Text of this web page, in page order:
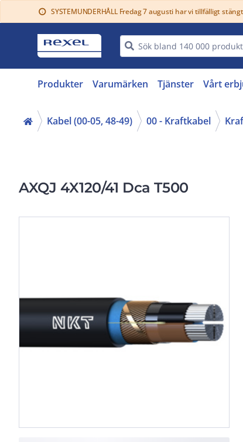
info SYSTEMUNDERHÅLL Fredag 7 augusti har vi tillfälligt
Produkter Varumärken Tjänster Vårt
Kabel (00-05, 48-49) 00 - Kraftkabel
AXQJ 4X120/41 Dca T500